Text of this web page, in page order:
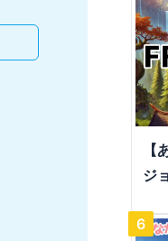
ジ
6